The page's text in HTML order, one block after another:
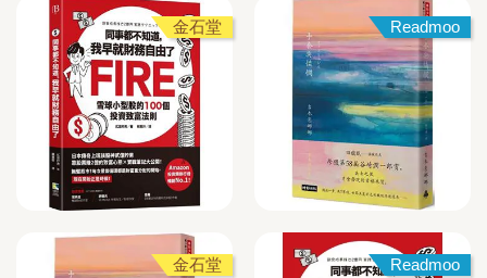
金石堂 Readmoo
金石堂 Readmoo